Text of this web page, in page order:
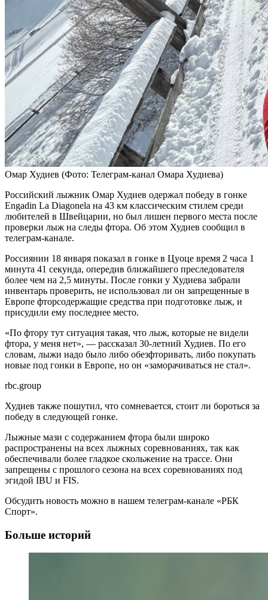
Омар Худиев (Фото: Телеграм-канал Омара Худиева)
Российский лыжник Омар Худиев одержал победу в гонке
Engadin La Diagonela на 43 км классическим стилем среди
любителей в Швейцарии, но был лишен первого места после
проверки лыж на следы фтора. Об этом Худиев сообщил в
телеграм-канале.
Россиянин 18 января показал в гонке в Цуоце время 2 часа 1
минута 41 секунда, опередив ближайшего преследователя
более чем на 2,5 минуты. После гонки у Худиева забрали
инвентарь проверить, не использовал ли он запрещенные в
Европе фторсодержащие средства при подготовке лыж, и
присудили ему последнее место.
«По фтору тут ситуация такая, что лыж, которые не видели
фтора, у меня нет», — рассказал 30-летний Худиев. По его
словам, лыжи надо было либо обезфторивать, либо покупать
новые под гонки в Европе, но он «заморачиваться не стал».
rbc.group
Худиев также пошутил, что сомневается, стоит ли бороться за
победу в следующей гонке.
Лыжные мази с содержанием фтора были широко
распространены на всех лыжных соревнованиях, так как
обеспечивали более гладкое скольжение на трассе. Они
запрещены с прошлого сезона на всех соревнованиях под
эгидой IBU и FIS.
Обсудить новость можно в нашем телеграм-канале «РБК
Спорт».
Больше историй